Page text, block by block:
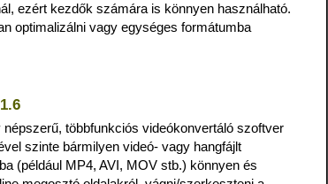
ezért kezdők számára is könnyen használható.
optimalizálni vagy egységes formátumba
többfunkciós videókonvertáló szoftver
szinte bármilyen videó‑ vagy hangfájlt
(például MP4, AVI, MOV stb.) könnyen és